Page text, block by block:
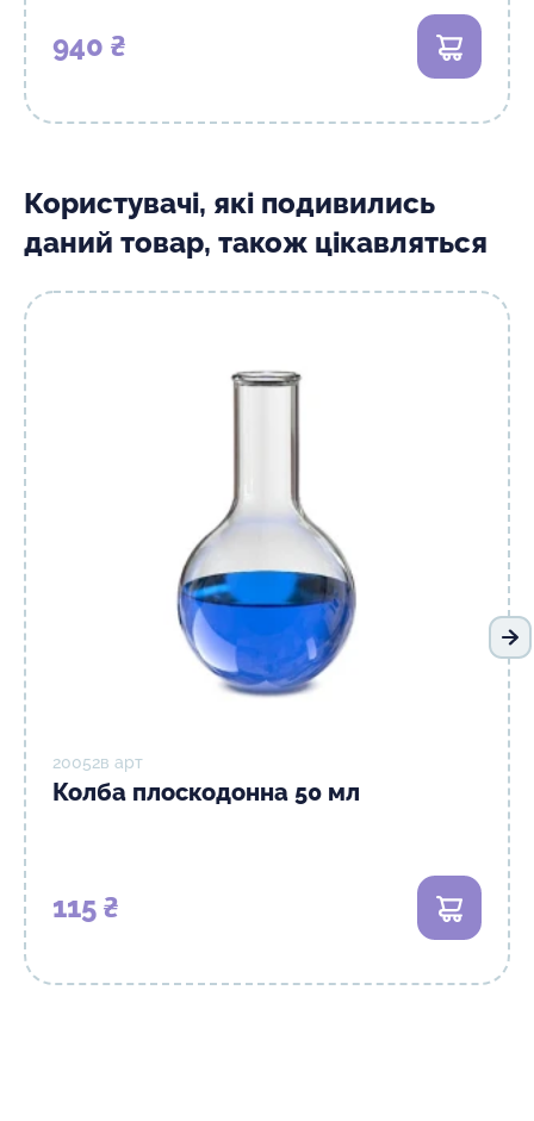
940 ₴ В кошик
Користувачі, які подивились
даний товар, також цікавляться
20052в арт
Колба плоскодонна 50 мл
115 ₴ В кошик